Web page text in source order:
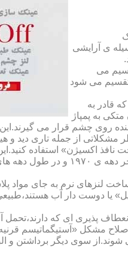
ی آرایشی
می
می شود
قادر به
به پمپاژ
روی چشم قرار می
مشکلاتی از جمله تاری دید
اکسیژن» استفاده
لنزهای نرم به جای مواد
یا دوست دار آب
پذیری ای که دارند،تحمل
اصلاح مشکل
شوند.از سوی دیگر برداشتن